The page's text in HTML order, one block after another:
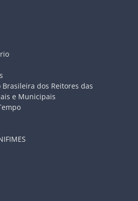
Brasileira dos Reitores das
e Municipais